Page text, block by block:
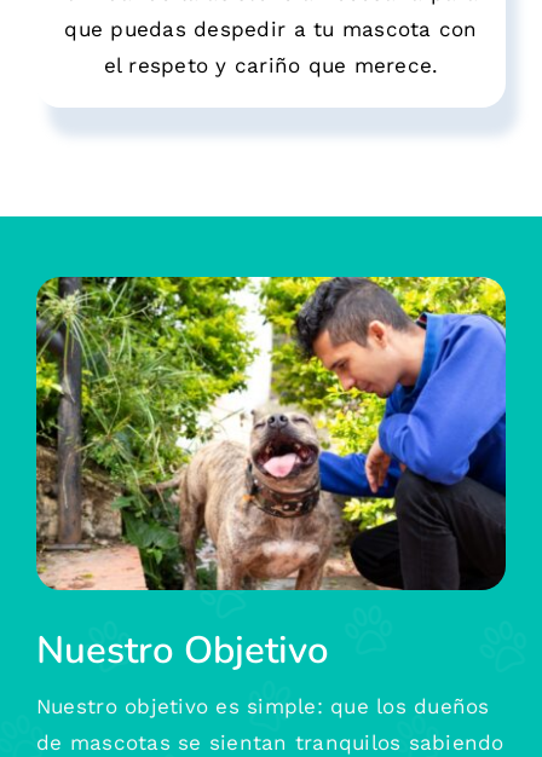
que puedas despedir a tu mascota con
el respeto y cariño que merece.
Nuestro Objetivo
Nuestro objetivo es simple: que los dueños
de mascotas se sientan tranquilos sabiendo